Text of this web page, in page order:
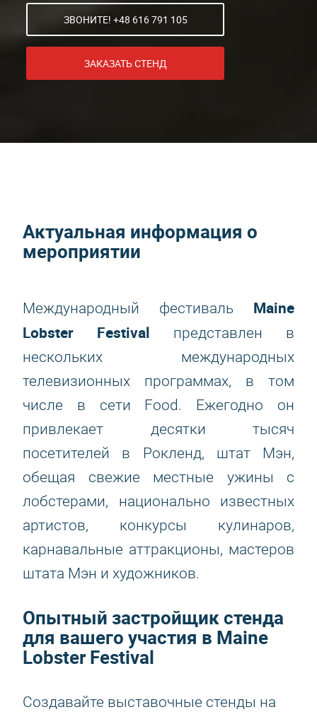
ЗВОНИТЕ! +48 616 791 105
ЗАКАЗАТЬ СТЕНД
Актуальная информация о
мероприятии
Международный фестиваль Maine
Lobster Festival представлен в
нескольких международных
телевизионных программах, в том
числе в сети Food. Ежегодно он
привлекает десятки тысяч
посетителей в Рокленд, штат Мэн,
обещая свежие местные ужины с
лобстерами, национально известных
артистов, конкурсы кулинаров,
карнавальные аттракционы, мастеров
штата Мэн и художников.
Опытный застройщик стенда
для вашего участия в Maine
Lobster Festival
Создавайте выставочные стенды на